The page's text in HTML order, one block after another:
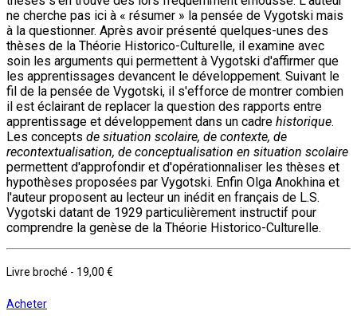
ne cherche pas ici à « résumer » la pensée de Vygotski mais
à la questionner. Après avoir présenté quelques-unes des
thèses de la Théorie Historico-Culturelle, il examine avec
soin les arguments qui permettent à Vygotski d'affirmer que
les apprentissages devancent le développement. Suivant le
fil de la pensée de Vygotski, il s'efforce de montrer combien
il est éclairant de replacer la question des rapports entre
apprentissage et développement dans un cadre historique.
Les concepts de situation scolaire, de contexte, de
recontextualisation, de conceptualisation en situation scolaire
permettent d'approfondir et d'opérationnaliser les thèses et
hypothèses proposées par Vygotski. Enfin Olga Anokhina et
l'auteur proposent au lecteur un inédit en français de L.S.
Vygotski datant de 1929 particulièrement instructif pour
comprendre la genèse de la Théorie Historico-Culturelle.
Livre broché - 19,00 €
Acheter